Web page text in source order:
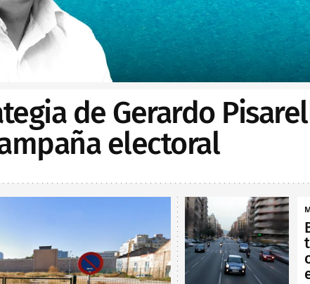
de Gerardo
electoral